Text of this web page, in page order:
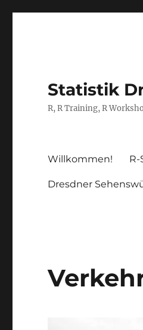
Statistik
R, R Training, R
Willkommen!
Dresdner